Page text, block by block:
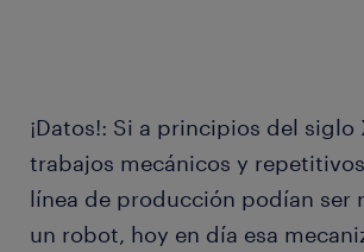
¡Datos!: Si a principios del siglo
trabajos mecánicos y
línea de producción podían ser
un robot, hoy en día esa